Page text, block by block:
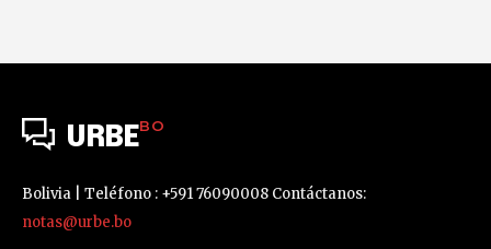
URBEBO
Bolivia | Teléfono : +591 76090008 Contáctanos:
notas@urbe.bo